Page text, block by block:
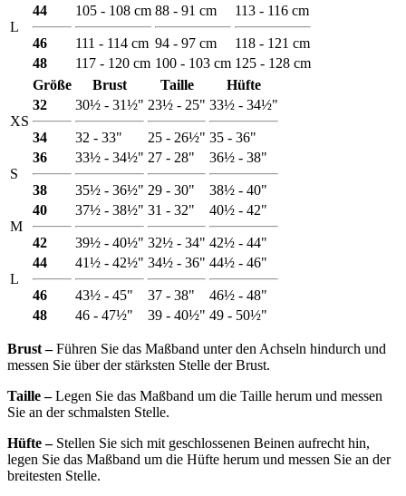
L
44
46
105 - 108 cm
111 - 114 cm
88 - 91 cm
94 - 97 cm
113 - 116 cm
118 - 121 cm
48
117 - 120 cm 100 - 103 cm 125 - 128 cm
Größe
Brust Taille Hüfte
XS
32
34
30½ - 31½"
32 - 33"
23½ - 25"
25 - 26½"
33½ - 34½"
35 - 36"
S
36
38
33½ - 34½"
35½ - 36½"
27 - 28"
29 - 30"
36½ - 38"
38½ - 40"
M
40
42
37½ - 38½"
39½ - 40½"
31 - 32"
32½ - 34"
40½ - 42"
42½ - 44"
L
44
46
41½ - 42½"
43½ - 45"
34½ - 36"
37 - 38"
44½ - 46"
46½ - 48"
48
46 - 47½" 39 - 40½" 49 - 50½"
Brust ‒Führen Sie das Maßband unter den Achseln hindurch und
messen Sie über der stärksten Stelle der Brust.
Taille ‒Legen Sie das Maßband um die Taille herum und messen
Sie an der schmalsten Stelle.
Hüfte ‒Stellen Sie sich mit geschlossenen Beinen aufrecht hin,
legen Sie das Maßband um die Hüfte herum und messen Sie an der
breitesten Stelle.